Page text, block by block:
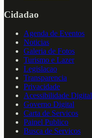
Cidadao
Agenda de Eventos
Noticias
Galeria de Fotos
Turismo e Lazer
Legislacao
Transparencia
Privacidade
Acessibilidade Digital
Governo Digital
Carta de Servicos
Painel Publico
Busca de Servicos